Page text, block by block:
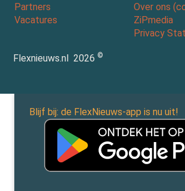
Partners
Vacatures
Over ons
ZiPmedia
Privacy
Flexnieuws.nl 2026 ©
Blijf bij: de FlexNieuws-app is nu uit!